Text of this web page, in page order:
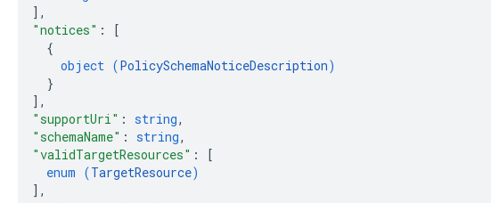
] ,
"notices" :
[
{
object (PolicySchemaNoticeDescription)
}
] ,
"supportUri" : string,
"schemaName" : string,
"validTargetResources" :
[
enum (TargetResource)
] ,